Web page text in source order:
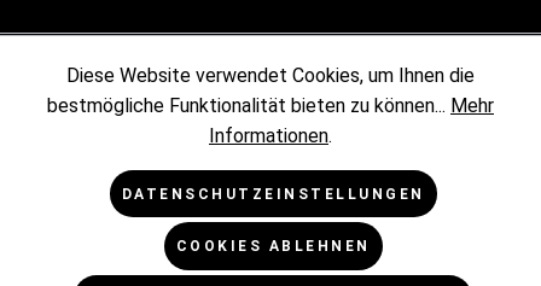
KUNDENINFORMATIONEN
RECHTLICHES
Diese Website verwendet Cookies, um Ihnen die
bestmögliche Funktionalität bieten zu können... Mehr
Informationen.
DATENSCHUTZEINSTELLUNGEN
COOKIES ABLEHNEN